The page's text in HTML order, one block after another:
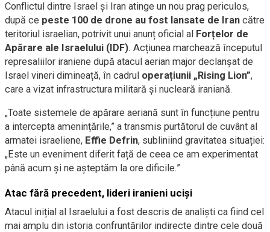
Conflictul dintre Israel și Iran atinge un nou prag periculos,
după ce peste 100 de drone au fost lansate de Iran către
teritoriul israelian, potrivit unui anunț oficial al Forțelor de
Apărare ale Israelului (IDF). Acțiunea marchează începutul
represaliilor iraniene după atacul aerian major declanșat de
Israel vineri dimineață, în cadrul operațiunii „Rising Lion”,
care a vizat infrastructura militară și nucleară iraniană.
„Toate sistemele de apărare aeriană sunt în funcțiune pentru
a intercepta amenințările,” a transmis purtătorul de cuvânt al
armatei israeliene, Effie Defrin, subliniind gravitatea situației:
„Este un eveniment diferit față de ceea ce am experimentat
până acum și ne așteptăm la ore dificile.”
Atac fără precedent, lideri iranieni uciși
Atacul inițial al Israelului a fost descris de analiști ca fiind cel
mai amplu din istoria confruntărilor indirecte dintre cele două